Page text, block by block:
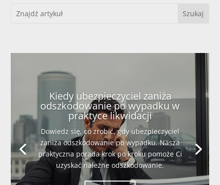
Kiedy ubezpieczyciel zaniża
odszkodowanie po wypadku w
praktyce likwidacji
Dowiedz się, co zrobić, gdy ubezpieczyciel
zaniża odszkodowanie po wypadku. Nasza
praktyczna porada krok po kroku pomoże Ci
uzyskać należne odszkodowanie.